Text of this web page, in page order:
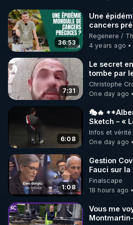
🌱 INSTAGRAM
https://www.instagram.com/
http://rgnr.li/instagram
🌱 LA NEWSLETTER
Pour ne pas rater l’actualité
http://rgnr.li/news
🌱 VIDÉOS NON CENSURÉES
Toutes les vidéos Youtube
http://rgnr.li/odysee
🌱 LES STAGES EN
36:53
Une
cancers
Regenere /
4 years ago
7:31
Le secret
tombe par
Cousteau le
Christophe
One day ago
6:08
🎭🔥
Sketch – «
🏆💰**
Infos et vérité
One day ago
1:08
Gestion
Fauci sur la
Finalscape
18 hours ago
Vous me